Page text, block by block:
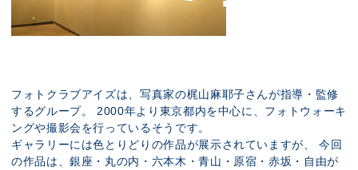
フォトクラブアイズは、写真家の梶山麻耶子さんが指導・監修
するグループ。 2000年より東京都内を中心に、フォトウォーキ
ングや撮影会を行っているそうです。
ギャラリーには色とりどりの作品が展示されていますが、 今回
の作品は、銀座・丸の内・六本木・青山・原宿・赤坂・自由が